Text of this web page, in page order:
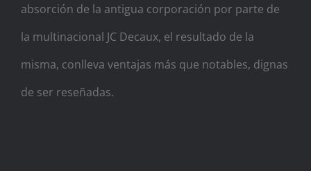
absorción de la antigua corporación por parte de
la multinacional JC Decaux, el resultado de la
misma, conlleva ventajas más que notables, dignas
de ser reseñadas.